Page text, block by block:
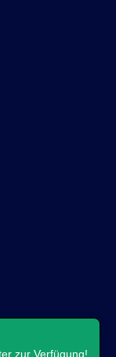
zur Verfügung!